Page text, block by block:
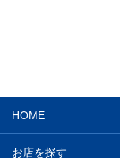
HOME
お店を探す